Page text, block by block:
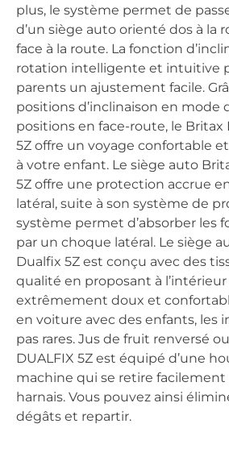
plus, le système permet de
d’un siège auto orienté dos à la
face à la route. La fonction
rotation intelligente et intuitive
parents un ajustement facile.
positions d’inclinaison en mode
positions en face-route, le Britax
5Z offre un voyage confortable
à votre enfant. Le siège auto
5Z offre une protection accrue
latéral, suite à son système de
système permet d’absorber les
par un choque latéral. Le siège
Dualfix 5Z est conçu avec des
qualité en proposant à
extrêmement doux et
en voiture avec des enfants, les
pas rares. Jus de fruit renversé
DUALFIX 5Z est équipé d’une
machine qui se retire facilement
harnais. Vous pouvez ainsi
dégâts et repartir.